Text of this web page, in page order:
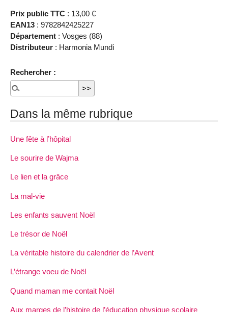
Prix public TTC : 13,00 €
EAN13 : 9782842425227
Département : Vosges (88)
Distributeur : Harmonia Mundi
Rechercher :
Dans la même rubrique
Une fête à l’hôpital
Le sourire de Wajma
Le lien et la grâce
La mal-vie
Les enfants sauvent Noël
Le trésor de Noël
La véritable histoire du calendrier de l’Avent
L’étrange voeu de Noël
Quand maman me contait Noël
Aux marges de l’histoire de l’éducation physique scolaire